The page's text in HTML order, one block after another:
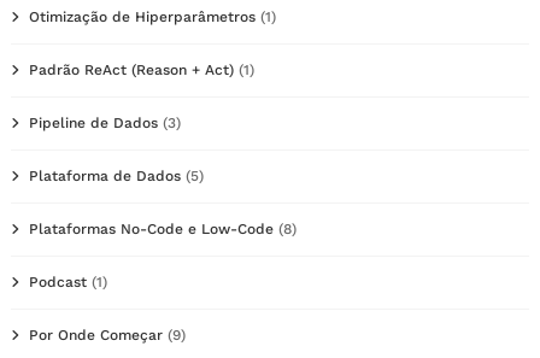
Otimização de Hiperparâmetros (1)
Padrão ReAct (Reason + Act) (1)
Pipeline de Dados (3)
Plataforma de Dados (5)
Plataformas No-Code e Low-Code (8)
Podcast (1)
Por Onde Começar (9)